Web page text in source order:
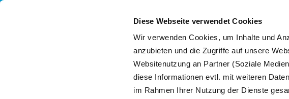
Diese Webseite verwendet Cookies
Wir verwenden Cookies, um Inhalte und
anzubieten und die Zugriffe auf unsere
Websitenutzung an Partner (Soziale
diese Informationen evtl. mit weiteren
im Rahmen Ihrer Nutzung der Dienste
Unternehmen Nachhaltigkeit Blog